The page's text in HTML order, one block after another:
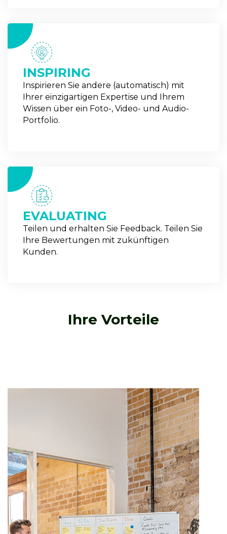
INSPIRING
Inspirieren Sie andere (automatisch) mit
Ihrer einzigartigen Expertise und Ihrem
Wissen über ein Foto-, Video- und Audio-
Portfolio.
EVALUATING
Teilen und erhalten Sie Feedback. Teilen Sie
Ihre Bewertungen mit zukünftigen
Kunden.
Ihre Vorteile